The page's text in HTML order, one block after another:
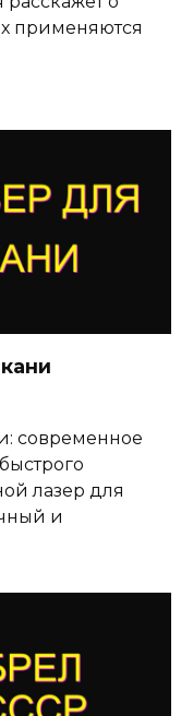
применяются
современное
лазер для
и